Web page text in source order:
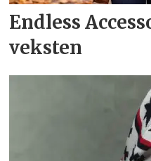
Endless
veksten